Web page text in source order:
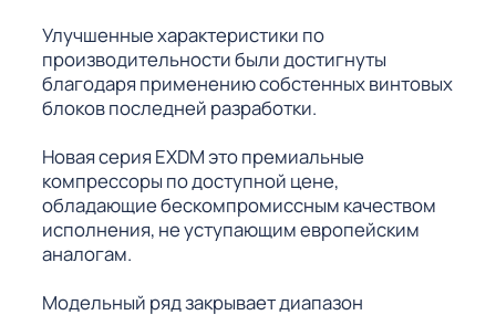
Улучшенные характеристики по
производительности были достигнуты
благодаря применению собстенных винтовых
блоков последней разработки.
Новая серия EXDM это премиальные
компрессоры по доступной цене,
обладающие бескомпромиссным качеством
исполнения, не уступающим европейским
аналогам.
Модельный ряд закрывает диапазон